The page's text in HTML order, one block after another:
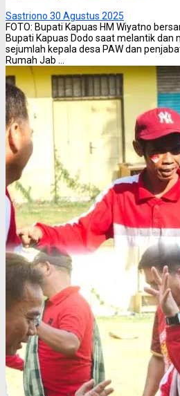
Sastriono 30 Agustus 2025
FOTO: Bupati Kapuas HM Wiyatno
Bupati Kapuas Dodo saat melantik dan
sejumlah kepala desa PAW dan
Rumah Jab ...